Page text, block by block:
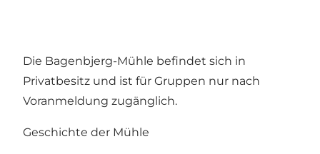
Die Bagenbjerg-Mühle befindet sich in
Privatbesitz und ist für Gruppen nur nach
Voranmeldung zugänglich.
Geschichte der Mühle